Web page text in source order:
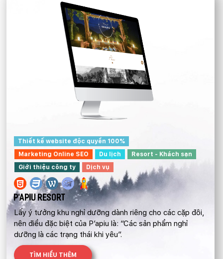
Thiết kế website độc quyền 100%
Marketing Online SEO
Du lịch
Resort - Khách sạn
Giới thiệu công ty
Dịch vụ
P'APIU RESORT
Lấy ý tưởng khu nghỉ dưỡng dành riêng cho các cặp đôi,
nên điều đặc biệt của P’apiu là: “Các sản phẩm nghỉ
dưỡng là các trạng thái khi yêu”.
TÌM HIỂU THÊM